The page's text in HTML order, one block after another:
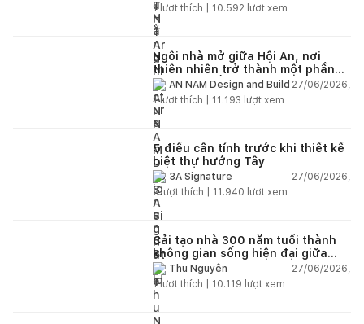
1lượt thích | 10.592 lượt xem
Ngôi nhà mở giữa Hội An, nơi
thiên nhiên trở thành một phần
của cuộc sống
AN NAM Design and Build 27/06/2026,
1lượt thích | 11.193 lượt xem
5 điều cần tính trước khi thiết kế
biệt thự hướng Tây
3A Signature
27/06/2026,
2lượt thích | 11.940 lượt xem
Cải tạo nhà 300 năm tuổi thành
không gian sống hiện đại giữa
thiên nhiên
Thu Nguyễn
27/06/2026,
1lượt thích | 10.119 lượt xem